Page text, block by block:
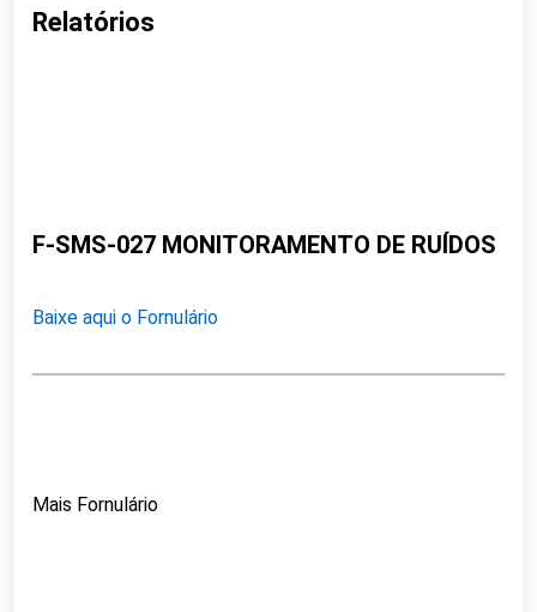
Relatórios
F-SMS-027 MONITORAMENTO DE RUÍDOS
Baixe aqui o Fornulário
Mais Fornulário